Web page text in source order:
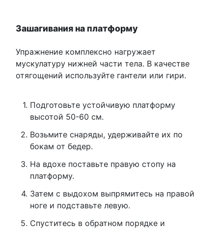
Зашагивания на платформу
Упражнение комплексно нагружает
мускулатуру нижней части тела. В качестве
отягощений используйте гантели или гири.
Подготовьте устойчивую платформу
высотой 50-60 см.
Возьмите снаряды, удерживайте их по
бокам от бедер.
На вдохе поставьте правую стопу на
платформу.
Затем с выдохом выпрямитесь на правой
ноге и подставьте левую.
Спуститесь в обратном порядке и